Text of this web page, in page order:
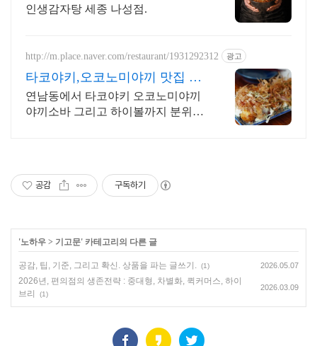
인생감자탕 세종 나성점.
http://m.place.naver.com/restaurant/1931292312 광고
타코야키,오코노미야끼 맛집 연
남동술집데이트 지역주민찐맛
연남동에서 타코야키 오코노미야끼
야끼소바 그리고 하이볼까지 분위기
공감 구독하기
'노하우 > 기고문' 카테고리의 다른 글
공감, 팁, 기준, 그리고 확신. 상품을 파는 글쓰기. (1) 2026.05.07
2026년, 편의점의 생존전략 : 중대형, 차별화, 퀵커머스, 하이
브리
(1)
2026.03.09